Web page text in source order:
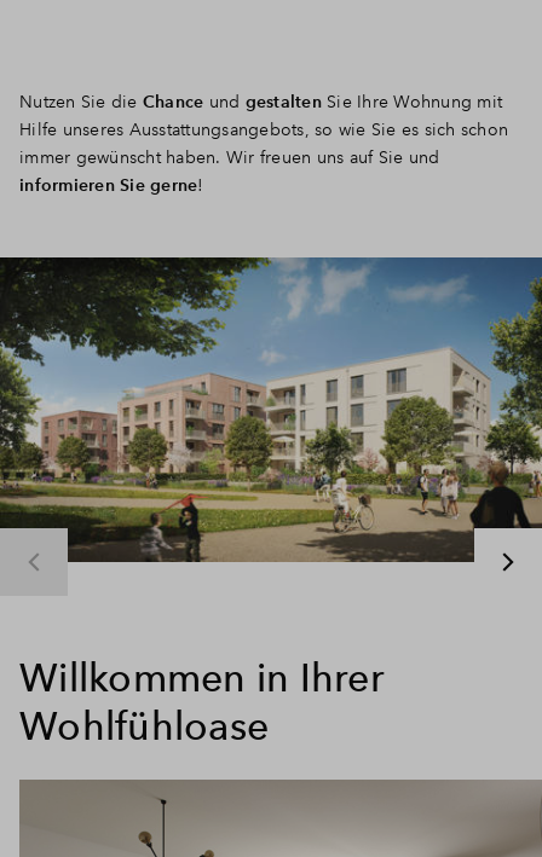
Nutzen Sie die Chance und gestaltenSie Ihre Wohnung mit
Hilfe unseres Ausstattungsangebots, so wie Sie es sich schon
immer gewünscht haben. Wir freuen uns auf Sie und
informieren Sie gerne!
Willkommen in Ihrer
Wohlfühloase